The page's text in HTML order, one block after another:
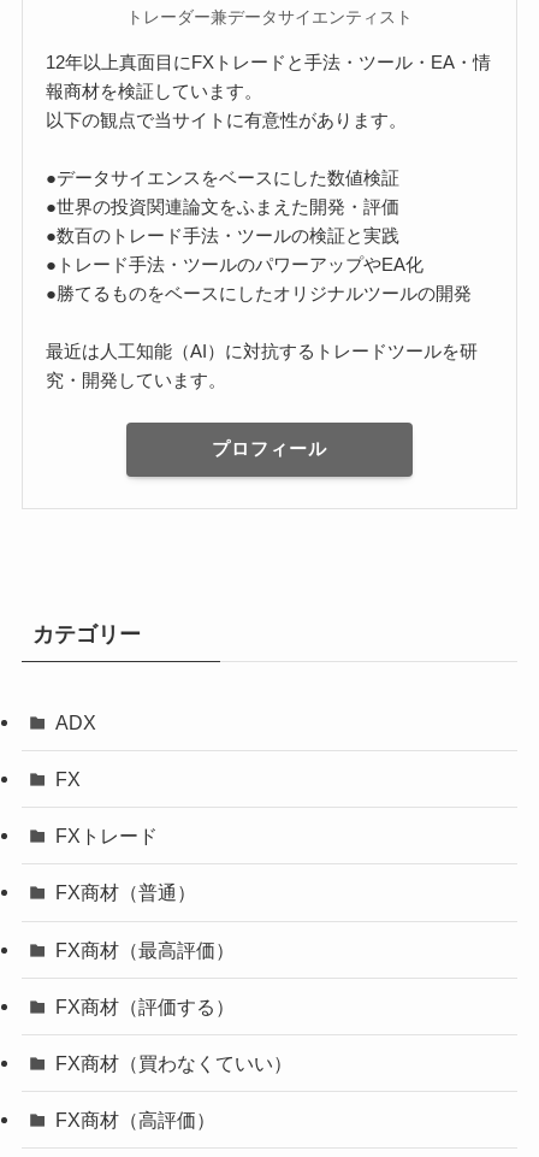
トレーダー兼データサイエンティスト
12年以上真面目にFXトレードと手法・ツール・EA・情
報商材を検証しています。
以下の観点で当サイトに有意性があります。
●データサイエンスをベースにした数値検証
●世界の投資関連論文をふまえた開発・評価
●数百のトレード手法・ツールの検証と実践
●トレード手法・ツールのパワーアップやEA化
●勝てるものをベースにしたオリジナルツールの開発
最近は人工知能（AI）に対抗するトレードツールを研
究・開発しています。
プロフィール
カテゴリー
ADX
FX
FXトレード
FX商材（普通）
FX商材（最高評価）
FX商材（評価する）
FX商材（買わなくていい）
FX商材（高評価）